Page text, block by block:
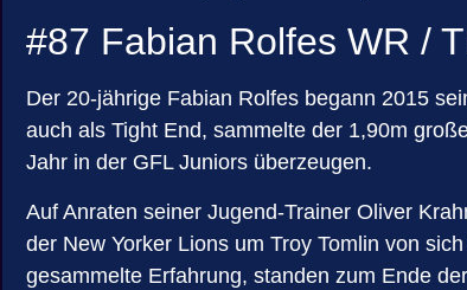
#87 Fabian Rolfes WR /
Der 20-jährige Fabian Rolfes begann 2015
auch als Tight End, sammelte der 1,90m
Jahr in der GFL Juniors überzeugen.
Auf Anraten seiner Jugend-Trainer Oliver
der New Yorker Lions um Troy Tomlin von
gesammelte Erfahrung, standen zum Ende